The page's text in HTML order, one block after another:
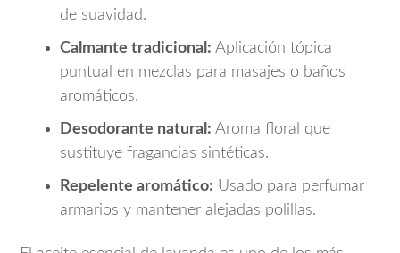
de suavidad.
Calmante tradicional: Aplicación tópica
puntual en mezclas para masajes o baños
aromáticos.
Desodorante natural: Aroma floral que
sustituye fragancias sintéticas.
Repelente aromático: Usado para perfumar
armarios y mantener alejadas polillas.